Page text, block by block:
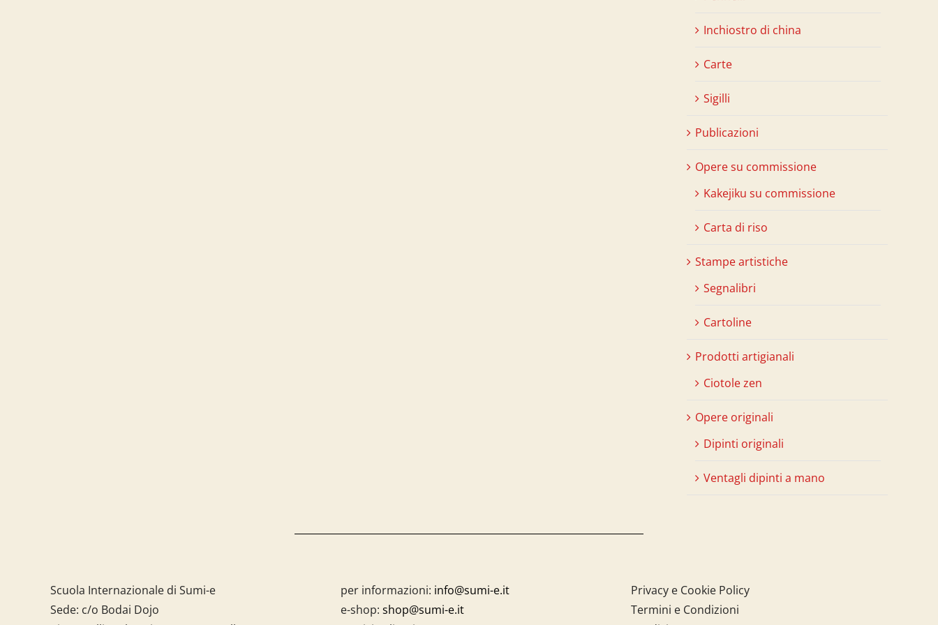
Inchiostro di china
Carte
Sigilli
Publicazioni
Opere su commissione
Kakejiku su commissione
Carta di riso
Stampe artistiche
Segnalibri
Cartoline
Prodotti artigianali
Ciotole zen
Opere originali
Dipinti originali
Ventagli dipinti a mano
Scuola Internazionale di Sumi-e
Sede: c/o Bodai Dojo
per informazioni: info@sumi-e.it
e-shop: shop@sumi-e.it
Privacy e Cookie Policy
Termini e Condizioni